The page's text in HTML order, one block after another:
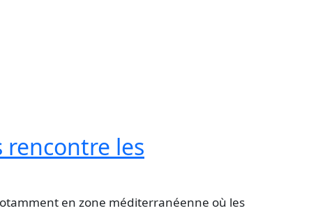
rencontre les
en zone méditerranéenne où les